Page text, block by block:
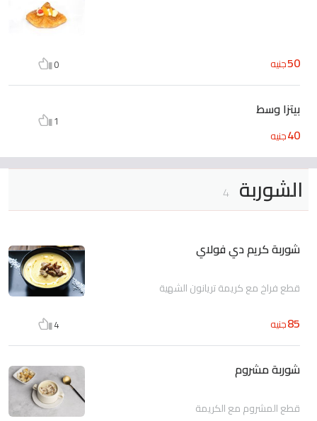
50جنيه 0
بيتزا وسط
40جنيه
1
الشوربة 4
شوربة كريم دي فولاي
قطع فراخ مع كريمة تريانون الشهية
85جنيه 4
شوربة مشروم
قطع المشروم مع الكريمة